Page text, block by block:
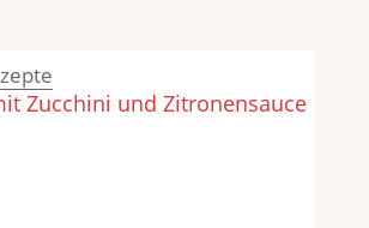
Zucchini und Zitronensauce